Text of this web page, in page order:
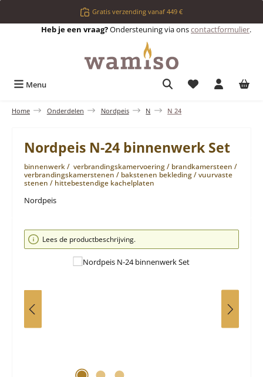
Ga naar de hoofdinhoudGratis verzending vanaf 449 €
Heb je een vraag?Ondersteuning via onscontactformulier.
Menu Je hebt 0 items
Home Onderdelen Nordpeis N N 24
Nordpeis N-24 binnenwerk Set
binnenwerk / verbrandingskamervoering / brandkamersteen /
verbrandingskamerstenen / bakstenen bekleding / vuurvaste
stenen / hittebestendige kachelplaten
Nordpeis
Afbeeldingengalerij overslaan
Lees de productbeschrijving.